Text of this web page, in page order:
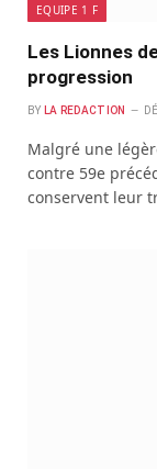
EQUIPE 1 F
Les Lionnes
progression
BY LA REDACTION
Malgré une
contre 59e
conservent leur